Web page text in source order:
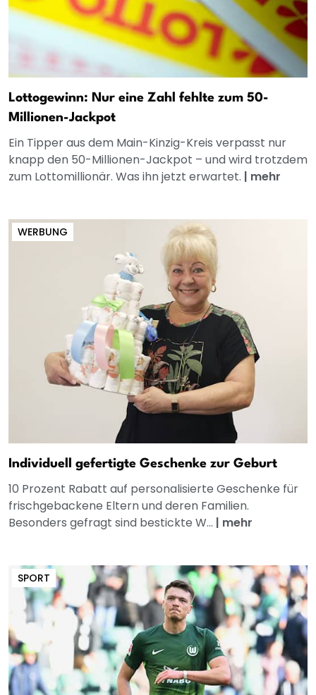
Lottogewinn: Nur eine Zahl fehlte zum 50-
Millionen-Jackpot
Ein Tipper aus dem Main-Kinzig-Kreis verpasst nur
knapp den 50-Millionen-Jackpot – und wird trotzdem
zum Lottomillionär. Was ihn jetzt erwartet. | mehr
WERBUNG
Individuell gefertigte Geschenke zur Geburt
10 Prozent Rabatt auf personalisierte Geschenke für
frischgebackene Eltern und deren Familien.
Besonders gefragt sind bestickte W... | mehr
SPORT